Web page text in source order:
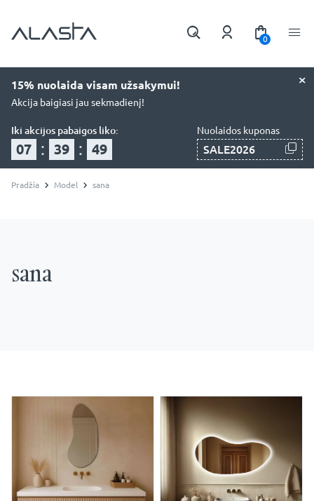
0
×
15% nuolaida visam užsakymui!
Akcija baigiasi jau sekmadienį!
Iki akcijos pabaigos liko:
07 : 39 : 48
Nuolaidos kuponas
SALE2026
Pradžia Model sana
sana